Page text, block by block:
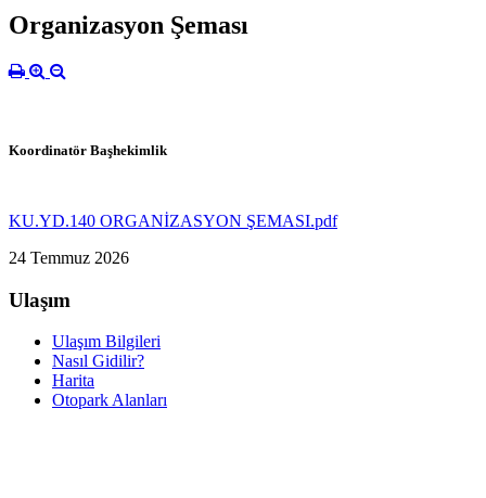
Organizasyon Şeması
Koordinatör Başhekimlik
KU.YD.140 ORGANİZASYON ŞEMASI.pdf
24 Temmuz 2026
Ulaşım
Ulaşım Bilgileri
Nasıl Gidilir?
Harita
Otopark Alanları